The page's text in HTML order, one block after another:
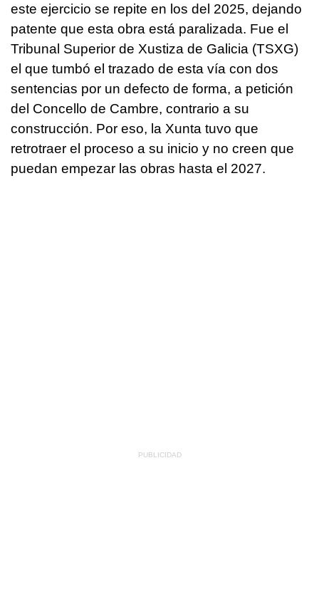
este ejercicio se repite en los del 2025, dejando
patente que esta obra está paralizada. Fue el
Tribunal Superior de Xustiza de Galicia (TSXG)
el que tumbó el trazado de esta vía con dos
sentencias por un defecto de forma, a petición
del Concello de Cambre, contrario a su
construcción. Por eso, la Xunta tuvo que
retrotraer el proceso a su inicio y no creen que
puedan empezar las obras hasta el 2027.